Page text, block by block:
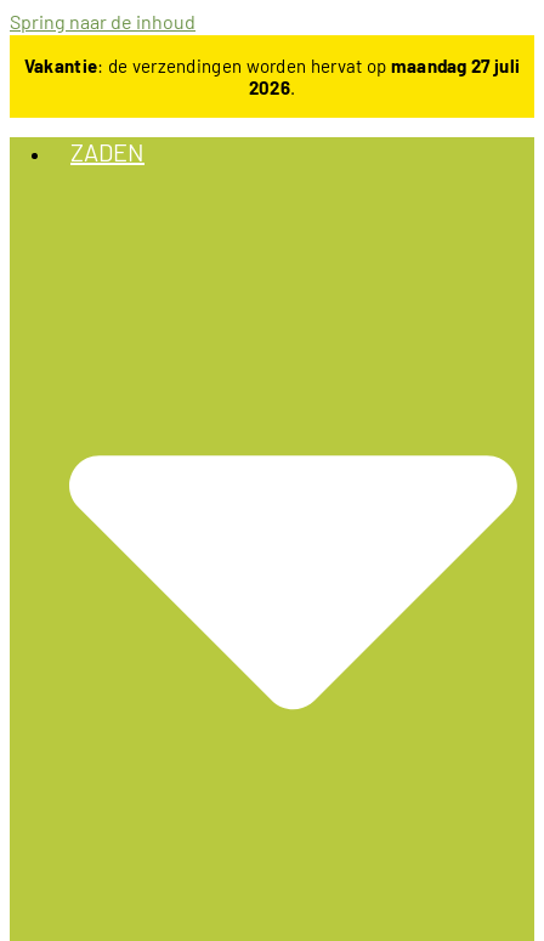
Spring naar de inhoud
Vakantie: de verzendingen worden hervat op maandag 27 juli
2026.
ZADEN